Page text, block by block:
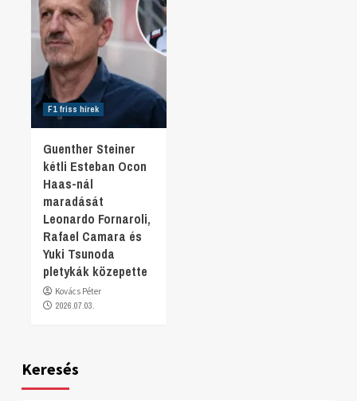
F1 friss hírek
Guenther Steiner
kétli Esteban Ocon
Haas-nál
maradását
Leonardo Fornaroli,
Rafael Camara és
Yuki Tsunoda
pletykák közepette
Kovács Péter
2026.07.03.
Keresés